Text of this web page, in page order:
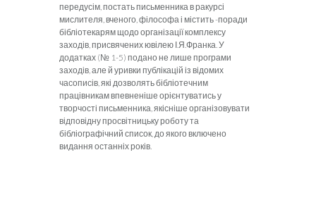
передусім, постать письменника в ракурсі
мислителя, вченого, філософа і містить -поради
бібліотекарям щодо організації комплексу
заходів, присвячених ювілею І.Я.Франка. У
додатках (№ 1-5) подано не лише програми
заходів, але й уривки публікацій із відомих
часописів, які дозволять бібліотечним
працівникам впевненіше орієнтуватись у
творчості письменника, якісніше організовувати
відповідну просвітницьку роботу та
бібліографічний список, до якого включено
видання останніх років.